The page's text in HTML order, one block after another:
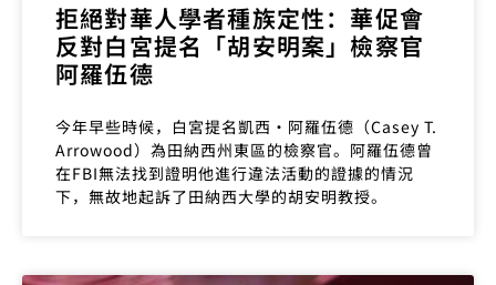
拒絕對華人學者種族定性：華促會
反對白宮提名「胡安明案」檢察官
阿羅伍德
今年早些時候，白宮提名凱西·阿羅伍德（Casey T.
Arrowood）為田納西州東區的檢察官。阿羅伍德曾
在FBI無法找到證明他進行違法活動的證據的情況
下，無故地起訴了田納西大學的胡安明教授。